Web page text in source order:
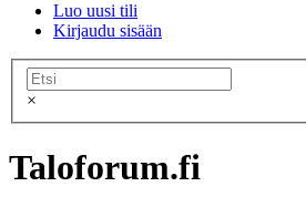
Luo uusi tili
Kirjaudu sisään
×
Taloforum.fi